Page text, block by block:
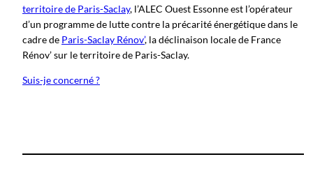
territoire de Paris-Saclay, l’ALEC Ouest Essonne est l’opérateur
d’un programme de lutte contre la précarité énergétique dans le
cadre de Paris-Saclay Rénov’, la déclinaison locale de France
Rénov’ sur le territoire de Paris-Saclay.
Suis-je concerné ?